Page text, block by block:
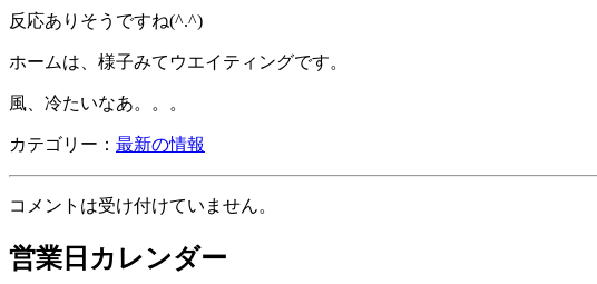
反応ありそうですね(^.^)
ホームは、様子みてウエイティングです。
風、冷たいなあ。。。
カテゴリー： 最新の情報
コメントは受け付けていません。
営業日カレンダー